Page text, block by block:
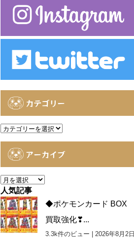
カテゴリー
カ
アーカイブ
ア
ー
カ
イ
ブ
人気記事
◆ポケモンカード BOX
買取強化❣...
3.3k件のビュー
2026年8月2日